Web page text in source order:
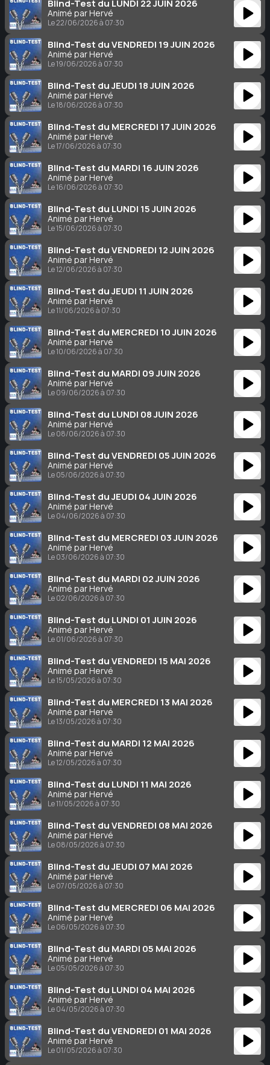
Blind-Test du LUNDI 22 JUIN 2026
Animé par Hervé
Le 22/06/2026 à 07:30
Blind-Test du VENDREDI 19 JUIN 2026
Animé par Hervé
Le 19/06/2026 à 07:30
Blind-Test du JEUDI 18 JUIN 2026
Animé par Hervé
Le 18/06/2026 à 07:30
Blind-Test du MERCREDI 17 JUIN 2026
Animé par Hervé
Le 17/06/2026 à 07:30
Blind-Test du MARDI 16 JUIN 2026
Animé par Hervé
Le 16/06/2026 à 07:30
Blind-Test du LUNDI 15 JUIN 2026
Animé par Hervé
Le 15/06/2026 à 07:30
Blind-Test du VENDREDI 12 JUIN 2026
Animé par Hervé
Le 12/06/2026 à 07:30
Blind-Test du JEUDI 11 JUIN 2026
Animé par Hervé
Le 11/06/2026 à 07:30
Blind-Test du MERCREDI 10 JUIN 2026
Animé par Hervé
Le 10/06/2026 à 07:30
Blind-Test du MARDI 09 JUIN 2026
Animé par Hervé
Le 09/06/2026 à 07:30
Blind-Test du LUNDI 08 JUIN 2026
Animé par Hervé
Le 08/06/2026 à 07:30
Blind-Test du VENDREDI 05 JUIN 2026
Animé par Hervé
Le 05/06/2026 à 07:30
Blind-Test du JEUDI 04 JUIN 2026
Animé par Hervé
Le 04/06/2026 à 07:30
Blind-Test du MERCREDI 03 JUIN 2026
Animé par Hervé
Le 03/06/2026 à 07:30
Blind-Test du MARDI 02 JUIN 2026
Animé par Hervé
Le 02/06/2026 à 07:30
Blind-Test du LUNDI 01 JUIN 2026
Animé par Hervé
Le 01/06/2026 à 07:30
Blind-Test du VENDREDI 15 MAI 2026
Animé par Hervé
Le 15/05/2026 à 07:30
Blind-Test du MERCREDI 13 MAI 2026
Animé par Hervé
Le 13/05/2026 à 07:30
Blind-Test du MARDI 12 MAI 2026
Animé par Hervé
Le 12/05/2026 à 07:30
Blind-Test du LUNDI 11 MAI 2026
Animé par Hervé
Le 11/05/2026 à 07:30
Blind-Test du VENDREDI 08 MAI 2026
Animé par Hervé
Le 08/05/2026 à 07:30
Blind-Test du JEUDI 07 MAI 2026
Animé par Hervé
Le 07/05/2026 à 07:30
Blind-Test du MERCREDI 06 MAI 2026
Animé par Hervé
Le 06/05/2026 à 07:30
Blind-Test du MARDI 05 MAI 2026
Animé par Hervé
Le 05/05/2026 à 07:30
Blind-Test du LUNDI 04 MAI 2026
Animé par Hervé
Le 04/05/2026 à 07:30
Blind-Test du VENDREDI 01 MAI 2026
Animé par Hervé
Le 01/05/2026 à 07:30